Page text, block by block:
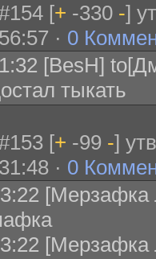
[+ -330 -]
· 0
[BesH]
тыкать
[+ -99 -]
· 0
[Мерзафка
[Мерзафка